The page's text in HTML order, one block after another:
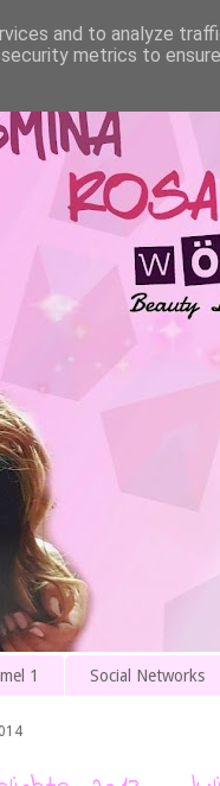
1 Social Networks
and to analyze
metrics to